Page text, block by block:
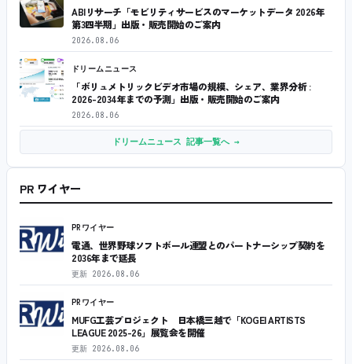
ABIリサーチ「モビリティサービスのマーケットデータ 2026年
第3四半期」出版・販売開始のご案内
2026.08.06
ドリームニュース
「ボリュメトリックビデオ市場の規模、シェア、業界分析 :
2026-2034年までの予測」出版・販売開始のご案内
2026.08.06
ドリームニュース 記事一覧へ →
PR ワイヤー
PRワイヤー
電通、世界野球ソフトボール連盟とのパートナーシップ契約を
2036年まで延長
更新 2026.08.06
PRワイヤー
MUFG工芸プロジェクト 日本橋三越で「KOGEI ARTISTS
LEAGUE 2025-26」展覧会を開催
更新 2026.08.06